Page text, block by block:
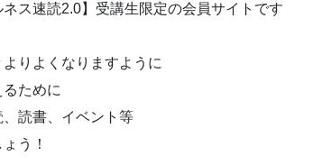
ス速読2.0】受講生限定の会員サイトです
りよくなりますように
ために
読書、イベント等
う！